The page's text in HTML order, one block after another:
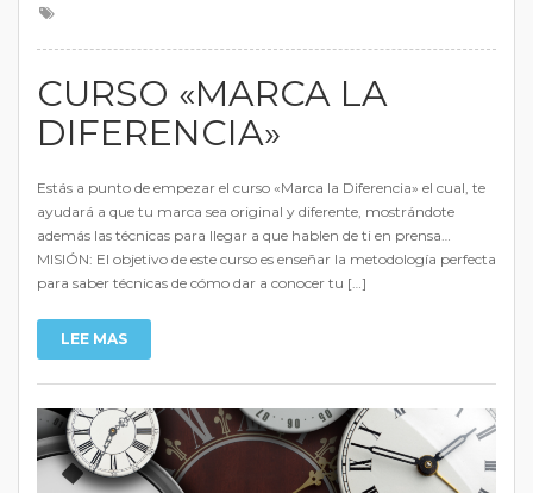
CURSO «MARCA LA
DIFERENCIA»
Estás a punto de empezar el curso «Marca la Diferencia» el cual, te
ayudará a que tu marca sea original y diferente, mostrándote
además las técnicas para llegar a que hablen de ti en prensa…
MISIÓN: El objetivo de este curso es enseñar la metodología perfecta
para saber técnicas de cómo dar a conocer tu […]
LEE MAS